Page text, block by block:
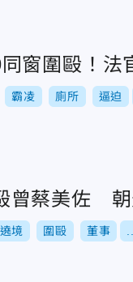
窗圍毆！
霸凌 廁所 逼迫
曾蔡美佐
遶境 圍毆 董事